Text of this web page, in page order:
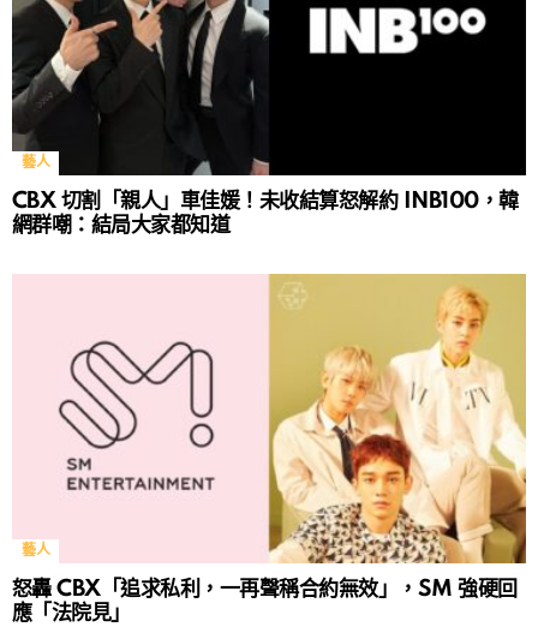
藝人
CBX 切割「親人」車佳媛！未收結算怒解約 INB100，韓
網群嘲：結局大家都知道
藝人
怒轟 CBX「追求私利，一再聲稱合約無效」，SM 強硬回
應「法院見」